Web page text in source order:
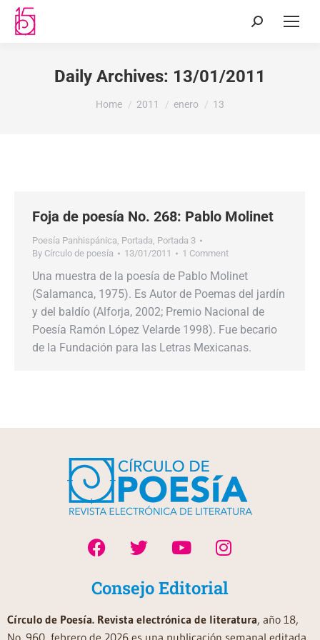
Daily Archives: 13/01/2011
You are here:
Home 2011 enero 13
Foja de poesía No. 268: Pablo Molinet
Poesía Panhispánica, Portada, Portada 3
By Círculo de poesía 13/01/2011 1 Comment
Una muestra de la poesía de Pablo Molinet
(Salamanca, 1975). Es Autor de Poemas del jardín
y del baldío (Alforja, 2002; Premio Nacional de
Poesía Ramón López Velarde 1998). Fue becario
de la Fundación para las Letras Mexicanas.
Consejo Editorial
Círculo de Poesía. Revista electrónica de literatura, año 18,
No. 960, febrero de 2026 es una publicación semanal editada